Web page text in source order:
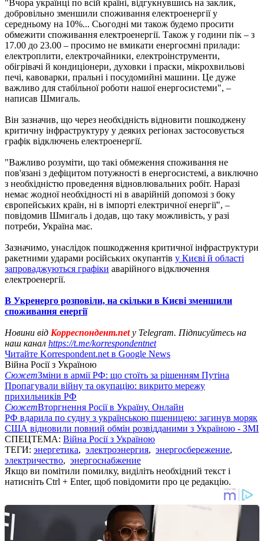
"Вчора українці по всій країні, відгукнувшись на заклик,
добровільно зменшили споживання електроенергії у
середньому на 10%... Сьогодні ми також будемо просити
обмежити споживання електроенергії. Також у години пік – з
17.00 до 23.00 – просимо не вмикати енергоємні прилади:
електроплити, електрочайники, електроінструменти,
обігрівачі й кондиціонери, духовки і праски, мікрохвильові
печі, кавоварки, пральні і посудомийні машини. Це дуже
важливо для стабільної роботи нашої енергосистеми", –
написав Шмигаль.
Він зазначив, що через необхідність відновити пошкоджену
критичну інфраструктуру у деяких регіонах застосовується
графік відключень електроенергії.
"Важливо розуміти, що такі обмеження споживання не
пов'язані з дефіцитом потужності в енергосистемі, а виключно
з необхідністю проведення відновлювальних робіт. Наразі
немає жодної необхідності ні в аварійній допомозі з боку
європейських країн, ні в імпорті електричної енергії", –
повідомив Шмигаль і додав, що таку можливість, у разі
потреби, Україна має.
Зазначимо, унаслідок пошкодження критичної інфраструктури
ракетними ударами російських окупантів у Києві й області
запроваджуються графіки аварійного відключення
електроенергії.
В Укренерго розповіли, на скільки в Києві зменшили
споживання енергії
Новини від Корреспондент.netу Telegram. Підписуйтесь на
наш канал https://t.me/korrespondentnet
Читайте Korrespondent.net в Google News
Війна Росії з Україною
СюжетЗміни в армії РФ: що стоїть за рішенням Путіна
Пропагували війну та окупацію: викрито мережу
прихильників РФ
СюжетВторгнення Росії в Україну. Онлайн
РФ вдарила по судну з українською пшеницею: загинув моряк
США відновили повний обмін розвідданими з Україною - ЗМІ
СПЕЦТЕМА: Війна Росії з Україною
ТЕГИ: энергетика, электроэнергия, энергосбережение,
электричество, энергоснабжение
Якщо ви помітили помилку, виділіть необхідний текст і
натисніть Ctrl + Enter, щоб повідомити про це редакцію.